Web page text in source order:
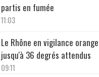
partis en fumée
11:03
Le Rhône en vigilance
jusqu'à 36 degrés attendus
09:11